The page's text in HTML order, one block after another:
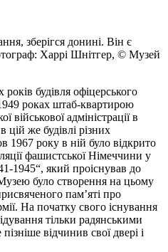
зберігся донині. Він є
Харрі Шнітгер, © Музей
будівля офіцерського
роках штаб-квартирою
військової адміністрації в
же будівлі різних
1967 року в ній було відкрито
фашистської Німеччини у
1945“, який проіснував до
було створення на цьому
пам’яті про
На початку свого існування
тільки радянськими
відчинив свої двері і